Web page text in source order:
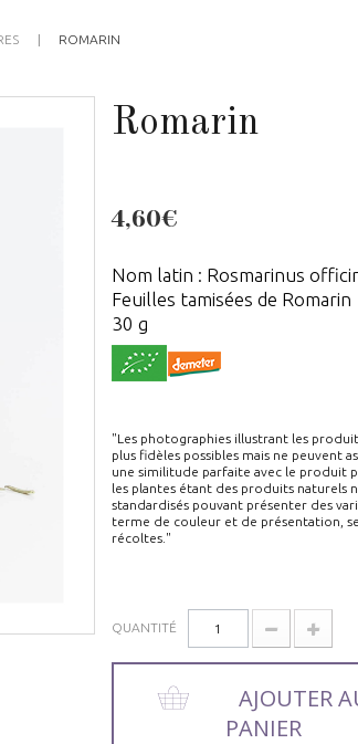
ROMARIN
Romarin
4,60€
Nom latin : Rosmarinus
Feuilles tamisées de Romarin
30 g
"Les photographies illustrant les
plus fidèles possibles mais ne peuvent
une similitude parfaite avec le produit
les plantes étant des produits naturels
standardisés pouvant présenter des
terme de couleur et de présentation,
récoltes."
QUANTITÉ
AJOUTER
PANIER